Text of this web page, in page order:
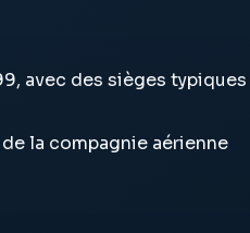
avec des sièges typiques
la compagnie aérienne